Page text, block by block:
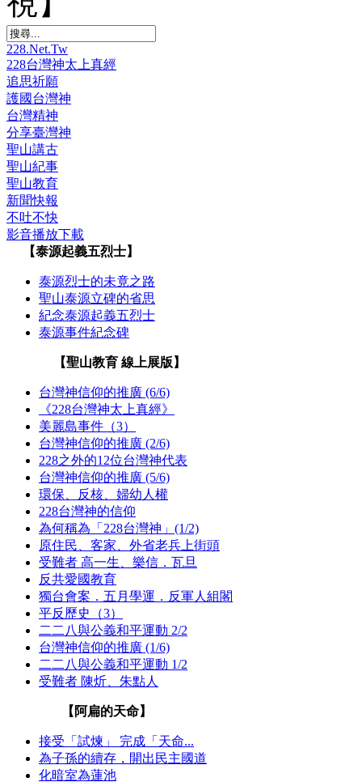
228.Net.Tw
228台灣神太上真經
追思祈願
護國台灣神
台灣精神
分享臺灣神
聖山講古
聖山紀事
聖山教育
新聞快報
不吐不快
影音播放下載
【泰源起義五烈士】
泰源烈士的未竟之路
聖山泰源立碑的省思
紀念泰源起義五烈士
泰源事件紀念碑
【聖山教育 線上展版】
台灣神信仰的推廣 (6/6)
《228台灣神太上真經》
美麗島事件（3）
台灣神信仰的推廣 (2/6)
228之外的12位台灣神代表
台灣神信仰的推廣 (5/6)
環保、反核、婦幼人權
228台灣神的信仰
為何稱為「228台灣神」(1/2)
原住民、客家、外省老兵上街頭
受難者 高一生、樂信．瓦旦
反共愛國教育
獨台會案．五月學運．反軍人組閣
平反歷史（3）
二二八與公義和平運動 2/2
台灣神信仰的推廣 (1/6)
二二八與公義和平運動 1/2
受難者 陳炘、朱點人
【阿扁的天命】
接受「試煉」 完成「天命...
為子孫的續存，開出民主國道
化暗室為蓮池